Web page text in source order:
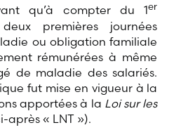
qu’à compter du 1er
premières journées
ou obligation familiale
rémunérées à même
de maladie des salariés.
fut mise en vigueur à la
apportées à la Loi sur les
après « LNT »).